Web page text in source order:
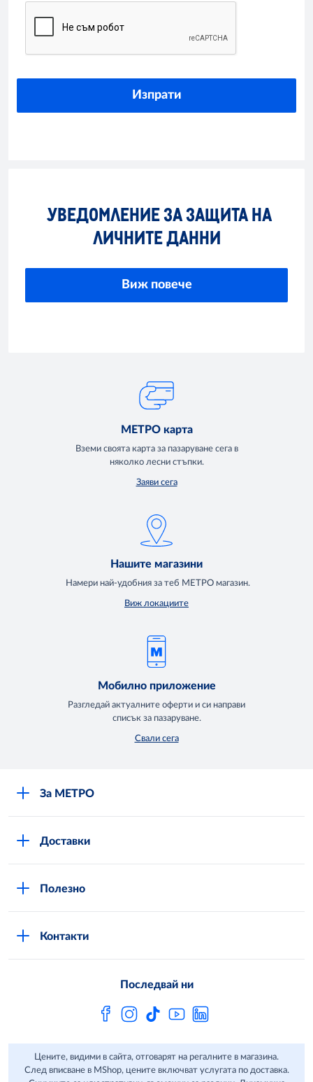
УВЕДОМЛЕНИЕ ЗА ЗАЩИТА НА
ЛИЧНИТЕ ДАННИ
Виж повече
МЕТРО карта
Вземи своята карта за пазаруване сега в
няколко лесни стъпки.
Заяви сега
Нашите магазини
Намери най-удобния за теб МЕТРО магазин.
Виж локациите
Мобилно приложение
Разгледай актуалните оферти и си направи
списък за пазаруване.
Свали сега
За МЕТРО
METRO AG
Доставки
Полезно
Контакти
Последвай ни
Цените, видими в сайта, отговарят на регалните в магазина.
След вписване в MShop, цените включват услугата по доставка.